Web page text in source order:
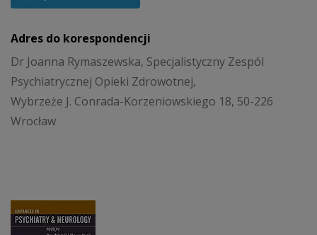
Adres do korespondencji
Dr Joanna Rymaszewska, Specjalistyczny Zespól
Psychiatrycznej Opieki Zdrowotnej,
Wybrzeże J. Conrada-Korzeniowskiego 18, 50-226
Wrocław